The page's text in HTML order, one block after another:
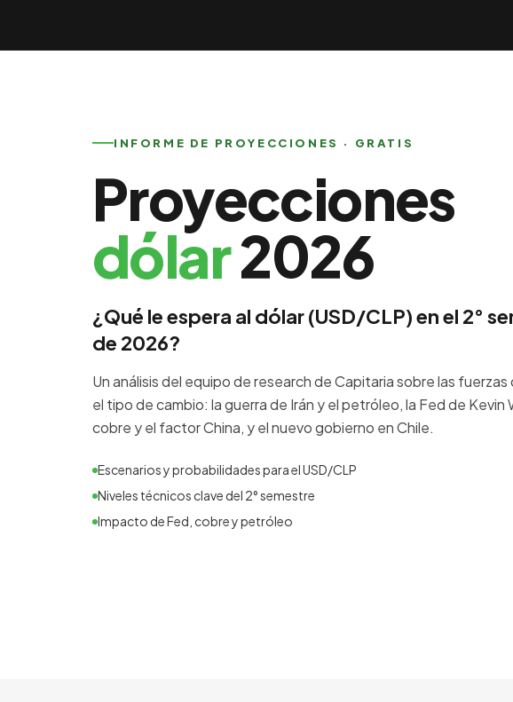
INFORME DE PROYECCIONES · GRATIS
Proyecciones
dólar2026
¿Qué le espera al dólar (USD/CLP) en el 2°
de 2026?
Un análisis del equipo de research de Capitaria sobre las fuerzas
el tipo de cambio: la guerra de Irán y el petróleo, la Fed de Kevin
cobre y el factor China, y el nuevo gobierno en Chile.
Escenarios y probabilidades para el USD/CLP
Niveles técnicos clave del 2° semestre
Impacto de Fed, cobre y petróleo